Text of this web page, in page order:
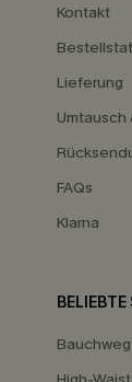
Kontakt
Lieferung
FAQs
Klarna
BELIEBTE
Bauchweg